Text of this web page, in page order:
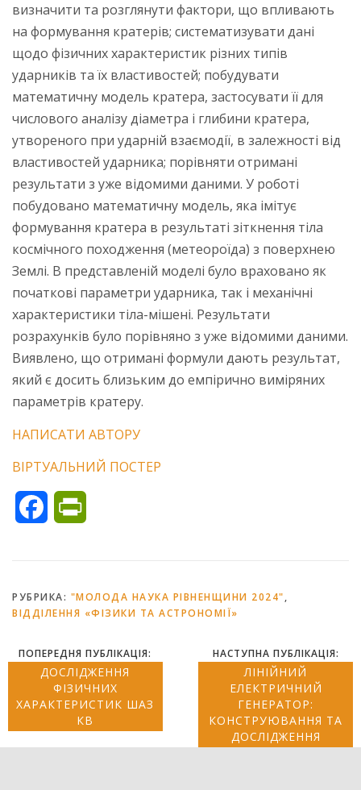
визначити та розглянути фактори, що впливають
на формування кратерів; систематизувати дані
щодо фізичних характеристик різних типів
ударників та їх властивостей; побудувати
математичну модель кратера, застосувати її для
числового аналізу діаметра і глибини кратера,
утвореного при ударній взаємодії, в залежності від
властивостей ударника; порівняти отримані
результати з уже відомими даними. У роботі
побудовано математичну модель, яка імітує
формування кратера в результаті зіткнення тіла
космічного походження (метеороїда) з поверхнею
Землі. В представленій моделі було враховано як
початкові параметри ударника, так і механічні
характеристики тіла-мішені. Результати
розрахунків було порівняно з уже відомими даними.
Виявлено, що отримані формули дають результат,
який є досить близьким до емпірично виміряних
параметрів кратеру.
НАПИСАТИ АВТОРУ
ВІРТУАЛЬНИЙ ПОСТЕР
Facebook
РУБРИКА: "МОЛОДА НАУКА РІВНЕНЩИНИ 2024",
ВІДДІЛЕННЯ «ФІЗИКИ ТА АСТРОНОМІЇ»
ПОПЕРЕДНЯ ПУБЛІКАЦІЯ:
ДОСЛІДЖЕННЯ
ФІЗИЧНИХ
ХАРАКТЕРИСТИК ШАЗ
КВ
НАСТУПНА ПУБЛІКАЦІЯ:
ЛІНІЙНИЙ
ЕЛЕКТРИЧНИЙ
ГЕНЕРАТОР:
КОНСТРУЮВАННЯ ТА
ДОСЛІДЖЕННЯ